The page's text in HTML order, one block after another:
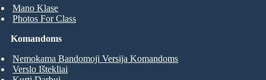
Mano Klase
Photos For Class
Komandoms
Nemokama Bandomoji Versija Komandoms
Verslo Ištekliai